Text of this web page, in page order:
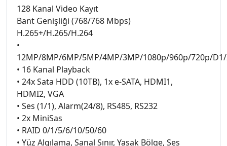
128 Kanal Video Kayıt
Bant Genişliği (768/768 Mbps)
H.265+/H.265/H.264
•
12MP/8MP/6MP/5MP/4MP/3MP/1080p/960p/720p/D1/
• 16 Kanal Playback
• 24x Sata HDD (10TB), 1x e-SATA, HDMI1,
HDMI2, VGA
• Ses (1/1), Alarm(24/8), RS485, RS232
• 2x MiniSas
• RAID 0/1/5/6/10/50/60
• Yüz Algılama, Sanal Sınır, Yasak Bölge, Ses